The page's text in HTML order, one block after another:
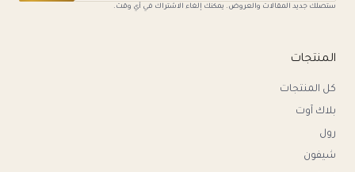
ستصلك جديد المقالات والعروض. يمكنك إلغاء الاشتراك في أي وقت.
المنتجات
كل المنتجات
بلاك آوت
رول
شيفون